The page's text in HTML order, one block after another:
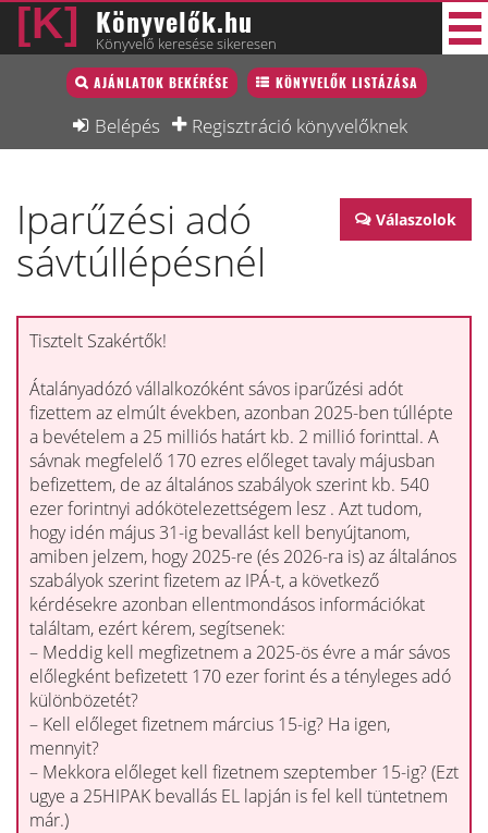
Könyvelők.hu
Könyvelő keresése sikeresen
AJÁNLATOK BEKÉRÉSE KÖNYVELŐK LISTÁZÁSA
Belépés Regisztráció könyvelőknek
Könyvelő lista
Könyvelési munkák
Interjú
Blog
Képzésnaptár
Válaszolok
Iparűzési adó
sávtúllépésnél
Tisztelt Szakértők!
Átalányadózó vállalkozóként sávos iparűzési adót
fizettem az elmúlt években, azonban 2025-ben túllépte
a bevételem a 25 milliós határt kb. 2 millió forinttal. A
sávnak megfelelő 170 ezres előleget tavaly májusban
befizettem, de az általános szabályok szerint kb. 540
ezer forintnyi adókötelezettségem lesz . Azt tudom,
hogy idén május 31-ig bevallást kell benyújtanom,
amiben jelzem, hogy 2025-re (és 2026-ra is) az általános
szabályok szerint fizetem az IPÁ-t, a következő
kérdésekre azonban ellentmondásos információkat
találtam, ezért kérem, segítsenek:
– Meddig kell megfizetnem a 2025-ös évre a már sávos
előlegként befizetett 170 ezer forint és a tényleges adó
különbözetét?
– Kell előleget fizetnem március 15-ig? Ha igen,
mennyit?
– Mekkora előleget kell fizetnem szeptember 15-ig? (Ezt
ugye a 25HIPAK bevallás EL lapján is fel kell tüntetnem
már.)